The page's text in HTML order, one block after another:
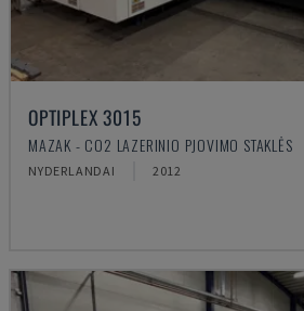
OPTIPLEX 3015
MAZAK - CO2 LAZERINIO PJOVIMO STAKLĖS
NYDERLANDAI 2012